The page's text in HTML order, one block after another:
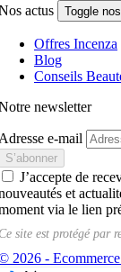
actus Toggle
Offres Incenza
Blog
Conseils
newsletter
e-mail
J’accepte de
et
via le lien
site est protégé par
2026 -